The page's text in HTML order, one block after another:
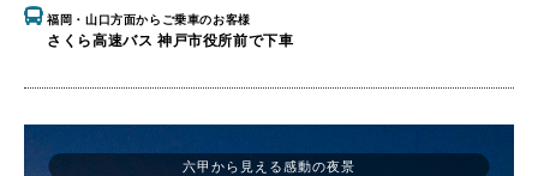
福岡・山口方面からご乗車のお客様
さくら高速バス 神戸市役所前で下車
六甲から見える感動の夜景